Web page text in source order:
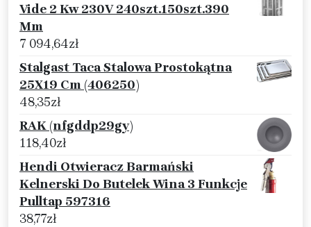
Vide 2 Kw 230V 240szt.150szt.390
Mm
7 094,64zł
Stalgast Taca Stalowa Prostokątna
25X19 Cm (406250)
48,35zł
RAK (nfgddp29gy)
118,40zł
Hendi Otwieracz Barmański
Kelnerski Do Butelek Wina 3 Funkcje
Pulltap 597316
38,77zł